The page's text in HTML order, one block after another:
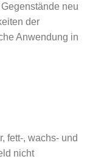
neu
der
Anwendung in
fett-, wachs- und
nicht